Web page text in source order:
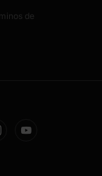
de